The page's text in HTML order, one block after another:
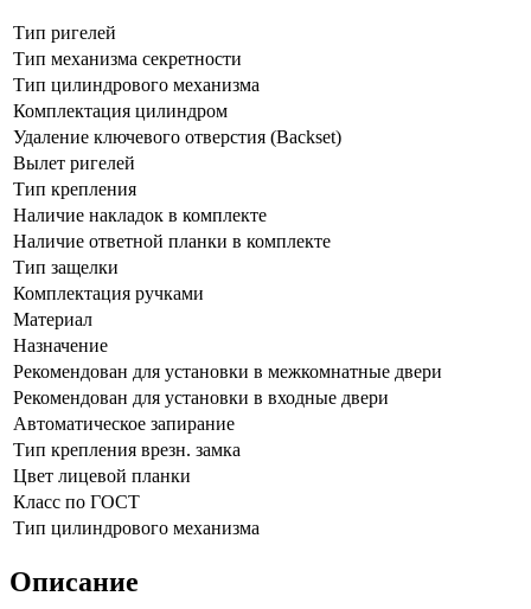
Тип ригелей
Тип механизма секретности
Тип цилиндрового механизма
Комплектация цилиндром
Удаление ключевого отверстия (Backset)
Вылет ригелей
Тип крепления
Наличие накладок в комплекте
Наличие ответной планки в комплекте
Тип защелки
Комплектация ручками
Материал
Назначение
Рекомендован для установки в межкомнатные двери
Рекомендован для установки в входные двери
Автоматическое запирание
Тип крепления врезн. замка
Цвет лицевой планки
Класс по ГОСТ
Тип цилиндрового механизма
Описание